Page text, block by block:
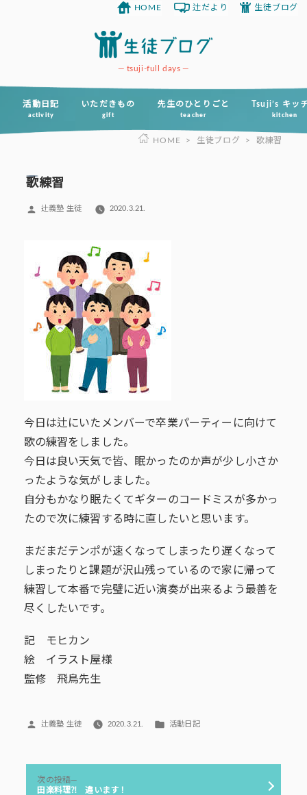
ツ
tsuji-full days
活動日記
activity
いただきもの
gift
先生のひとりごと
teacher
Tsuji’s キッ
kitchen
HOME 辻だより 生徒ブログ
HOME > 生徒ブログ > 歌練習
歌練習
投
辻義塾 生徒 2020.3.21.
今日は辻にいたメンバーで卒業パーティーに向けて
歌の練習をしました。
今日は良い天気で皆、眠かったのか声が少し小さか
ったような気がしました。
自分もかなり眠たくてギターのコードミスが多かっ
たので次に練習する時に直したいと思います。
まだまだテンポが速くなってしまったり遅くなって
しまったりと課題が沢山残っているので家に帰って
練習して本番で完璧に近い演奏が出来るよう最善を
尽くしたいです。
記 モヒカン
絵 イラスト屋様
監修 飛鳥先生
投
辻義塾 生徒 2020.3.21.
カ
リ
活動日記
次の投稿
の
田楽料理⁈ 違います！